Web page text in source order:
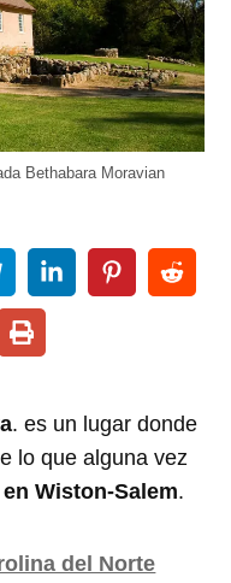
Bethabara Moravian
. es un lugar donde
lo que alguna vez
Wiston-Salem.
del Norte